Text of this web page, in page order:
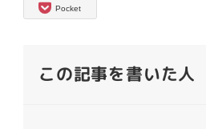
Pocket
この記事を書いた人